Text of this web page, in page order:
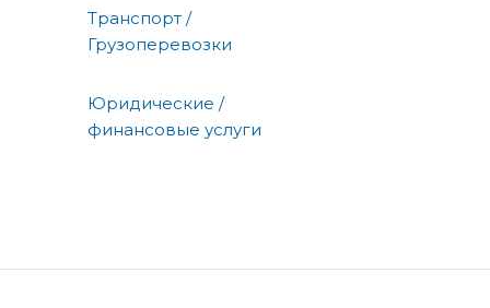
Транспорт /
Грузоперевозки
Юридические /
финансовые услуги